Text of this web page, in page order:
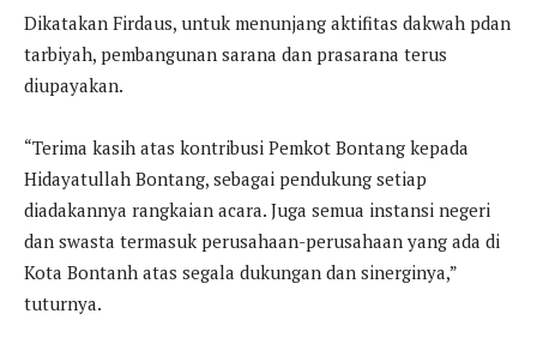
Dikatakan Firdaus, untuk menunjang aktifitas dakwah pdan
tarbiyah, pembangunan sarana dan prasarana terus
diupayakan.
“Terima kasih atas kontribusi Pemkot Bontang kepada
Hidayatullah Bontang, sebagai pendukung setiap
diadakannya rangkaian acara. Juga semua instansi negeri
dan swasta termasuk perusahaan-perusahaan yang ada di
Kota Bontanh atas segala dukungan dan sinerginya,”
tuturnya.